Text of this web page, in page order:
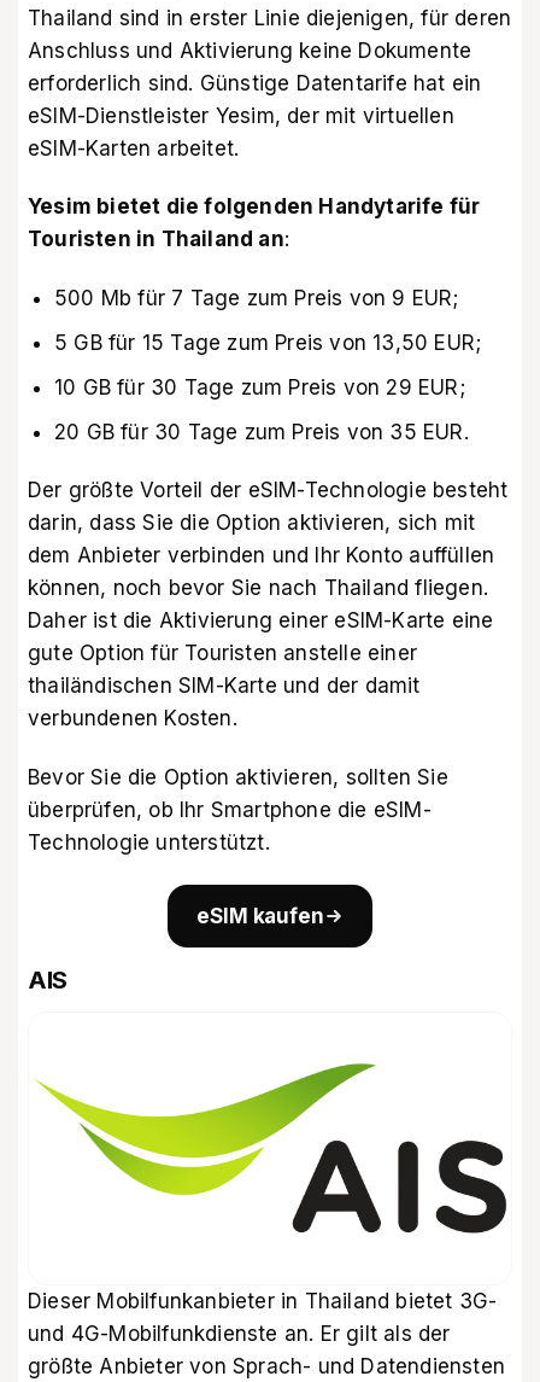
Thailand sind in erster Linie diejenigen, für deren
Anschluss und Aktivierung keine Dokumente
erforderlich sind. Günstige Datentarife hat ein
eSIM-Dienstleister Yesim, der mit virtuellen
eSIM-Karten arbeitet.
Yesim bietet die folgenden Handytarife für
Touristen in Thailand an:
500 Mb für 7 Tage zum Preis von 9 EUR;
5 GB für 15 Tage zum Preis von 13,50 EUR;
10 GB für 30 Tage zum Preis von 29 EUR;
20 GB für 30 Tage zum Preis von 35 EUR.
Der größte Vorteil der eSIM-Technologie besteht
darin, dass Sie die Option aktivieren, sich mit
dem Anbieter verbinden und Ihr Konto auffüllen
können, noch bevor Sie nach Thailand fliegen.
Daher ist die Aktivierung einer eSIM-Karte eine
gute Option für Touristen anstelle einer
thailändischen SIM-Karte und der damit
verbundenen Kosten.
Bevor Sie die Option aktivieren, sollten Sie
überprüfen, ob Ihr Smartphone die eSIM-
Technologie unterstützt.
eSIM kaufen
AIS
Dieser Mobilfunkanbieter in Thailand bietet 3G-
und 4G-Mobilfunkdienste an. Er gilt als der
größte Anbieter von Sprach- und Datendiensten